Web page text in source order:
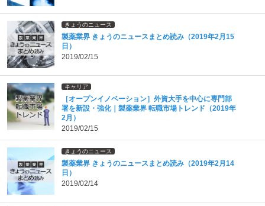
きょうのニュース
製薬業界 きょうのニュースまとめ読み（2019年2月15
日）
2019/02/15
キャリア
［オープンイノベーション］外資大手を中心に専門部
署を新設・強化｜製薬業界 転職市場トレンド（2019年
2月）
2019/02/15
きょうのニュース
製薬業界 きょうのニュースまとめ読み（2019年2月14
日）
2019/02/14